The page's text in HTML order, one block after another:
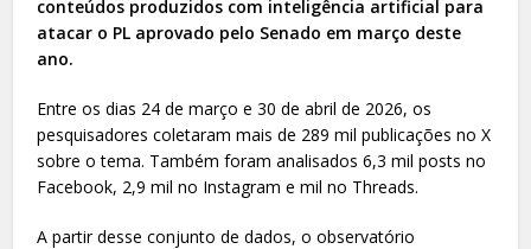
conteúdos produzidos com inteligência artificial para
atacar o PL aprovado pelo Senado em março deste
ano.
Entre os dias 24 de março e 30 de abril de 2026, os
pesquisadores coletaram mais de 289 mil publicações no X
sobre o tema. Também foram analisados 6,3 mil posts no
Facebook, 2,9 mil no Instagram e mil no Threads.
A partir desse conjunto de dados, o observatório